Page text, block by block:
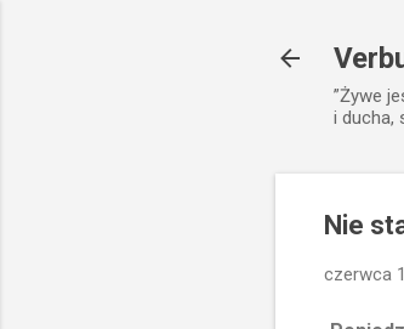
”Żywe
i ducha,
Nie
czerwca